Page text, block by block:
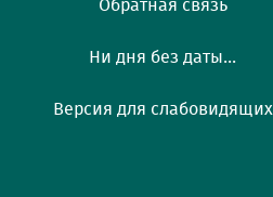
Обратная связь
Ни дня без даты...
Версия для слабовидящих